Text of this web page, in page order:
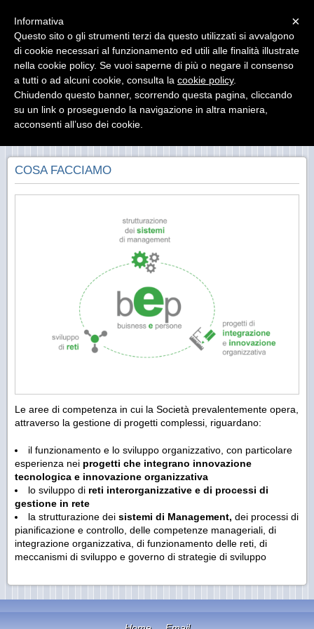
bep - business e persone S.r.l
migliorare i risultati valorizzando le persone e
integrando organizzazione e tecnologie
COSA FACCIAMO
COSA FACCIAMO
Le aree di competenza in cui la Società prevalentemente opera,
attraverso la gestione di progetti complessi, riguardano:
il funzionamento e lo sviluppo organizzativo, con particolare
esperienza nei progetti che integrano innovazione
tecnologica e innovazione organizzativa
lo sviluppo di reti interorganizzative e di processi di
gestione in rete
la strutturazione dei sistemi di Management, dei processi di
pianificazione e controllo, delle competenze manageriali, di
integrazione organizzativa, di funzionamento delle reti, di
meccanismi di sviluppo e governo di strategie di sviluppo
×
Informativa
Questo sito o gli strumenti terzi da questo utilizzati si avvalgono
di cookie necessari al funzionamento ed utili alle finalità illustrate
nella cookie policy. Se vuoi saperne di più o negare il consenso
a tutti o ad alcuni cookie, consulta la cookie policy.
Chiudendo questo banner, scorrendo questa pagina, cliccando
su un link o proseguendo la navigazione in altra maniera,
acconsenti all’uso dei cookie.